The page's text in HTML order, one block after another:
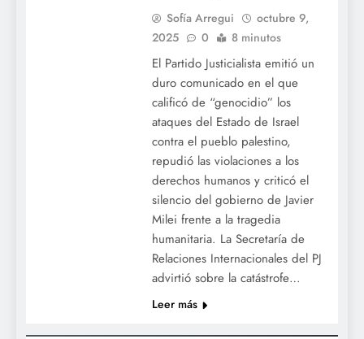
Sofía Arregui
octubre 9,
2025
0 8 minutos
El Partido Justicialista emitió un
duro comunicado en el que
calificó de “genocidio” los
ataques del Estado de Israel
contra el pueblo palestino,
repudió las violaciones a los
derechos humanos y criticó el
silencio del gobierno de Javier
Milei frente a la tragedia
humanitaria. La Secretaría de
Relaciones Internacionales del PJ
advirtió sobre la catástrofe…
Leer más